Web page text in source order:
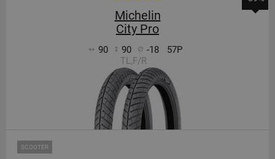
Michelin
City Pro
90 90 -18
57P
TL,F/R
SCOOTER